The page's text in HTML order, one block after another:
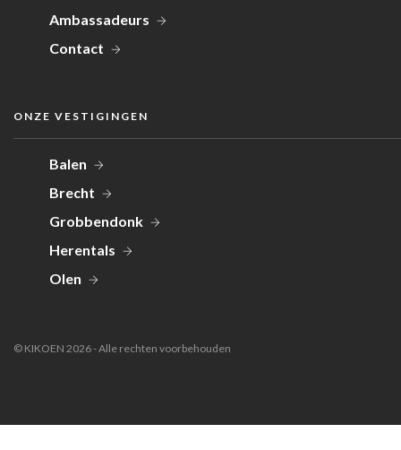
Ambassadeurs
Contact
ONZE VESTIGINGEN
Balen
Brecht
Grobbendonk
Herentals
Olen
© KIKOEN 2026 - Alle rechten voorbehouden